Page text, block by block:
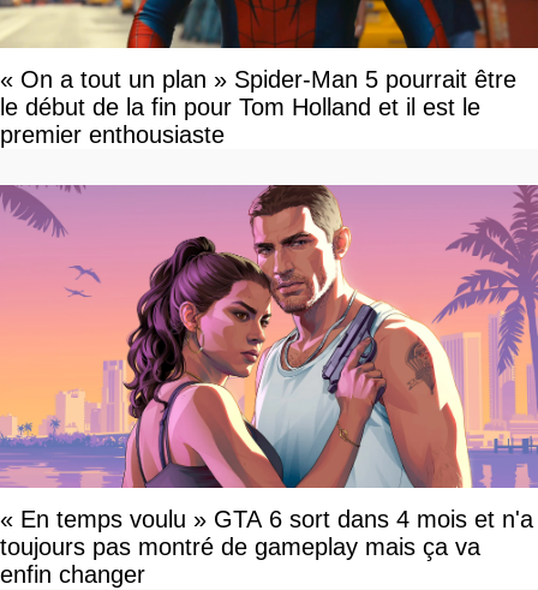
« On a tout un plan » Spider-Man 5 pourrait être
le début de la fin pour Tom Holland et il est le
premier enthousiaste
« En temps voulu » GTA 6 sort dans 4 mois et n'a
toujours pas montré de gameplay mais ça va
enfin changer